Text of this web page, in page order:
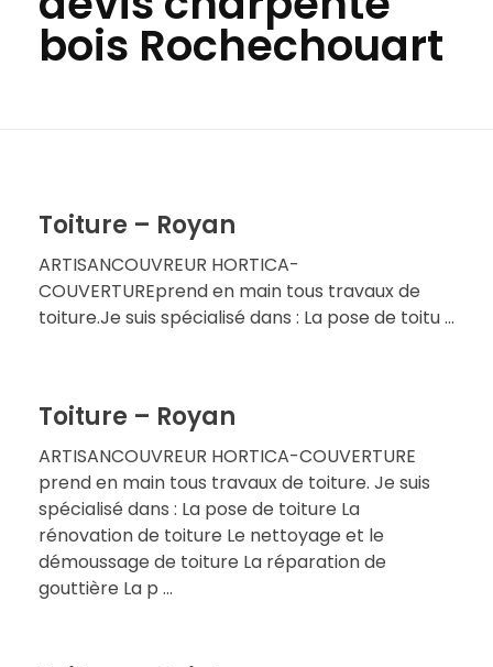
bois Rochechouart
Toiture – Royan
ARTISANCOUVREUR HORTICA-
COUVERTUREprend en main tous travaux de
toiture.Je suis spécialisé dans : La pose de toitu ...
Toiture – Royan
ARTISANCOUVREUR HORTICA-COUVERTURE
prend en main tous travaux de toiture. Je suis
spécialisé dans : La pose de toiture La
rénovation de toiture Le nettoyage et le
démoussage de toiture La réparation de
gouttière La p ...